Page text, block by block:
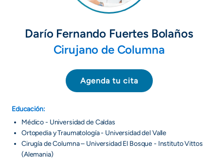
Darío Fernando Fuertes Bolaños
Cirujano de Columna
Agenda tu cita
Educación:
Médico - Universidad de Caldas
Ortopedia y Traumatología - Universidad del Valle
Cirugía de Columna – Universidad El Bosque - Instituto Vittos
(Alemania)